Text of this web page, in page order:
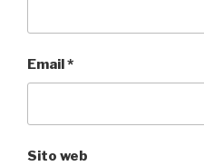
Email*
Sito web